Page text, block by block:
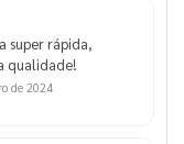
super rápida,
qualidade!
de 2024